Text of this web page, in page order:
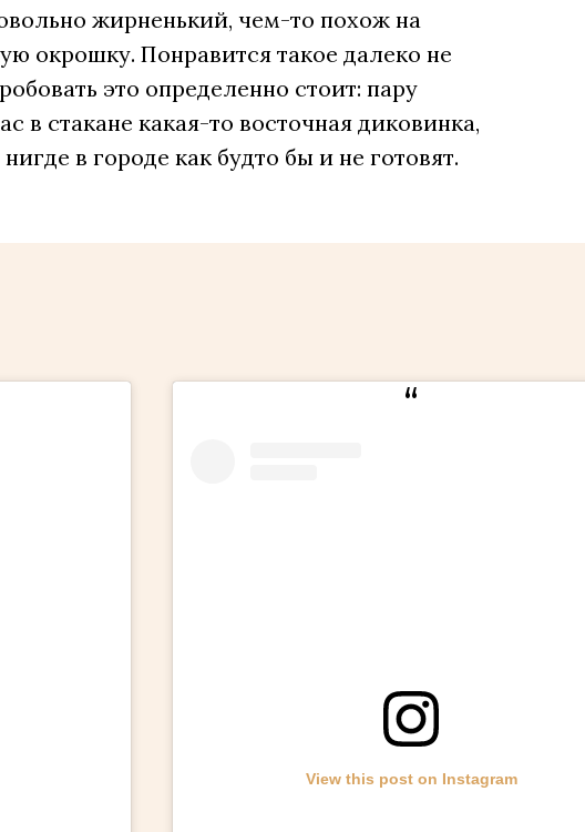
жирненький, чем-то похож на
окрошку. Понравится такое далеко не
это определенно стоит: пару
в стакане какая-то восточная диковинка,
в городе как будто бы и не готовят.
View this post on Instagram